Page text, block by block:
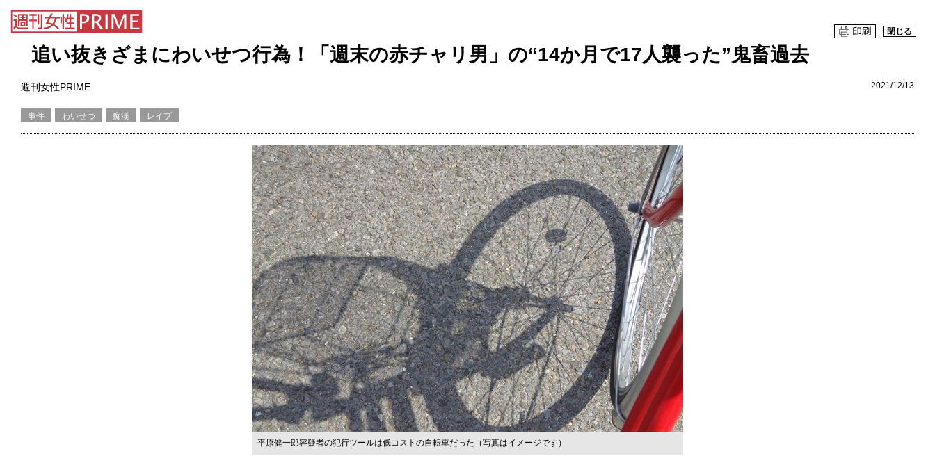
閉じる
追い抜きざまにわいせつ行為！「週末の赤チャリ男」の“14か月で17人襲った”鬼畜過去
週刊女性PRIME 2021/12/13
事件 わいせつ 痴漢 レイプ
平原健一郎容疑者の犯行ツールは低コストの自転車だった（写真はイメージです）